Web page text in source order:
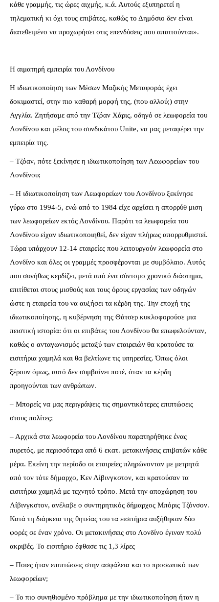
κάθε γραμμής, τις ώρες αιχμής, κ.ά. Αυτούς εξυπηρετεί η
τηλεματική κι όχι τους επιβάτες, καθώς το Δημόσιο δεν είναι
διατεθειμένο να προχωρήσει στις επενδύσεις που απαιτούνται».
Η αιματηρή εμπειρία του Λονδίνου
Η ιδιωτικοποίηση των Μέσων Μαζικής Μεταφοράς έχει
δοκιμαστεί, στην πιο καθαρή μορφή της, (που αλλού;) στην
Αγγλία. Ζητήσαμε από την Τζόαν Χάρις, οδηγό σε λεωφορεία του
Λονδίνου και μέλος του συνδικάτου Unite, να μας μεταφέρει την
εμπειρία της.
– Τζόαν, πότε ξεκίνησε η ιδιωτικοποίηση των Λεωφορείων του
Λονδίνου;
– Η ιδιωτικοποίηση των Λεωφορείων του Λονδίνου ξεκίνησε
γύρω στο 1994-5, ενώ από το 1984 είχε αρχίσει η απορρύθ μιση
των λεωφορείων εκτός Λονδίνου. Παρότι τα λεωφορεία του
Λονδίνου είχαν ιδιωτικοποιηθεί, δεν είχαν πλήρως απορρυθμιστεί.
Τώρα υπάρχουν 12-14 εταιρείες που λειτουργούν λεωφορεία στο
Λονδίνο και όλες οι γραμμές προσφέρονται με συμβόλαιο. Αυτός
που συνήθως κερδίζει, μετά από ένα σύντομο χρονικό διάστημα,
επιτίθεται στους μισθούς και τους όρους εργασίας των οδηγών
ώστε η εταιρεία του να αυξήσει τα κέρδη της. Την εποχή της
ιδιωτικοποίησης, η κυβέρνηση της Θάτσερ κυκλοφορούσε μια
πειστική ιστορία: ότι οι επιβάτες του Λονδίνου θα επωφελούνταν,
καθώς ο ανταγωνισμός μεταξύ των εταιρειών θα κρατούσε τα
εισιτήρια χαμηλά και θα βελτίωνε τις υπηρεσίες. Όπως όλοι
ξέρουν όμως, αυτό δεν συμβαίνει ποτέ, όταν τα κέρδη
προηγούνται των ανθρώπων.
– Μπορείς να μας περιγράψεις τις σημαντικότερες επιπτώσεις
στους πολίτες;
– Αρχικά στα λεωφορεία του Λονδίνου παρατηρήθηκε ένας
πυρετός, με περισσότερα από 6 εκατ. μετακινήσεις επιβατών κάθε
μέρα. Εκείνη την περίοδο οι εταιρείες πληρώνονταν με μετρητά
από τον τότε δήμαρχο, Κεν Λίβινγκστον, και κρατούσαν τα
εισιτήρια χαμηλά με τεχνητό τρόπο. Μετά την αποχώρηση του
Λίβινγκστον, ανέλαβε ο συντηρητικός δήμαρχος Μπόρις Τζόνσον.
Κατά τη διάρκεια της θητείας του τα εισιτήρια αυξήθηκαν δύο
φορές σε έναν χρόνο. Οι μετακινήσεις στο Λονδίνο έγιναν πολύ
ακριβές. Το εισιτήριο έφθασε τις 1,3 λίρες
– Ποιες ήταν επιπτώσεις στην ασφάλεια και το προσωπικό των
λεωφορείων;
– Το πιο συνηθισμένο πρόβλημα με την ιδιωτικοποίηση ήταν η